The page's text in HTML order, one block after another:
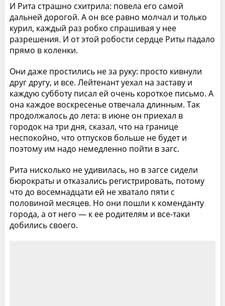
И Рита страшно схитрила: повела его самой
дальней дорогой. А он все равно молчал и только
курил, каждый раз робко спрашивая у нее
разрешения. И от этой робости сердце Риты падало
прямо в коленки.
Они даже простились не за руку: просто кивнули
друг другу, и все. Лейтенант уехал на заставу и
каждую субботу писал ей очень короткое письмо. А
она каждое воскресенье отвечала длинным. Так
продолжалось до лета: в июне он приехал в
городок на три дня, сказал, что на границе
неспокойно, что отпусков больше не будет и
поэтому им надо немедленно пойти в загс.
Рита нисколько не удивилась, но в загсе сидели
бюрократы и отказались регистрировать, потому
что до восемнадцати ей не хватало пяти с
половиной месяцев. Но они пошли к коменданту
города, а от него — к ее родителям и все-таки
добились своего.